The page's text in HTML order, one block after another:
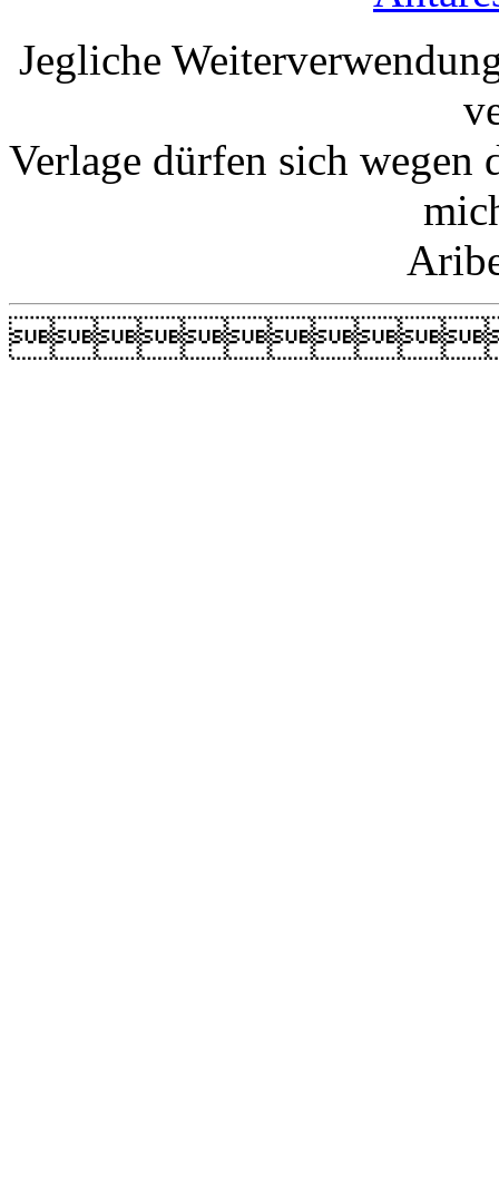
Jegliche
Verlage dürfen sich wegen